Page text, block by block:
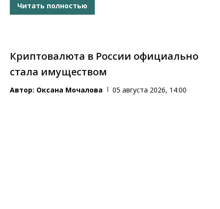
Читать полностью
Криптовалюта в России официально
стала имуществом
Автор: Оксана Мочалова 05 августа 2026, 14:00